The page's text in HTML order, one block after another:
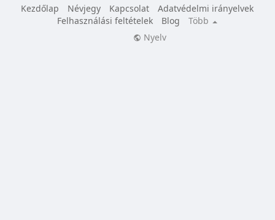
Kezdőlap
Névjegy Kapcsolat
Adatvédelmi irányelvek
Felhasználási feltételek
Blog
Több
Nyelv